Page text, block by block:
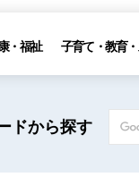
・福祉 子育て・教育
ドから探す